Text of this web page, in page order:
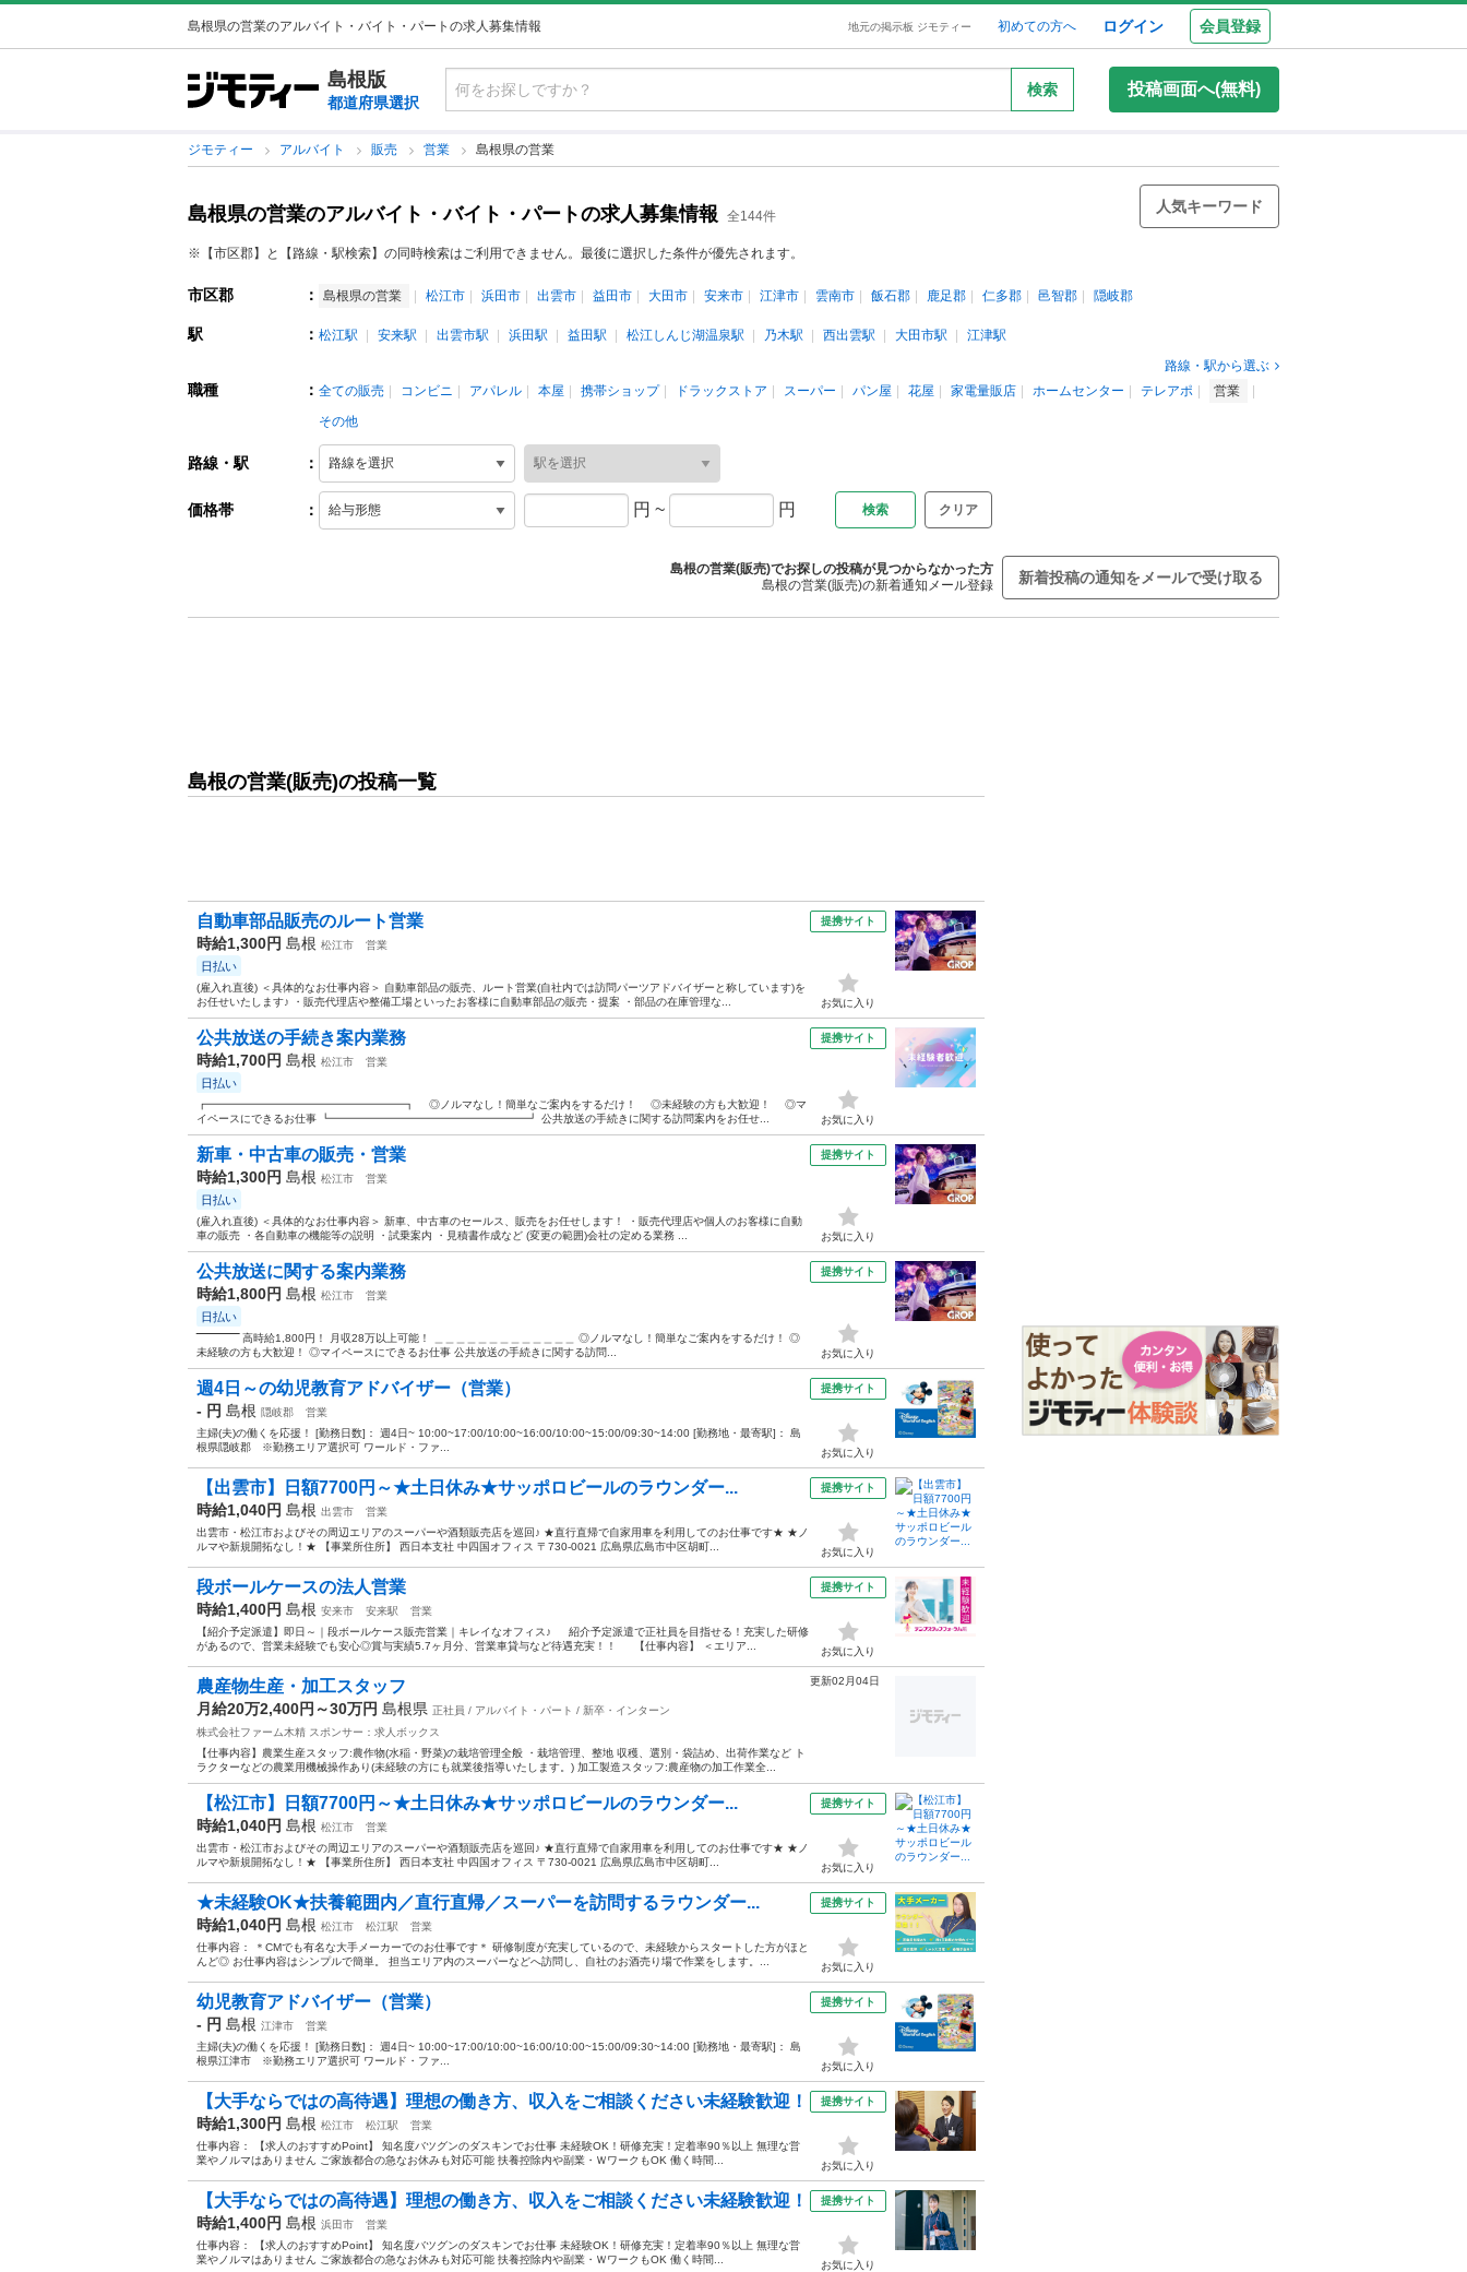
島根県の営業のアルバイト・バイト・パートの求人募集情報 地元の掲示板 ジモティー 初めての方へ ログイン 会員登録
島根版
都道府県選択
検索 投稿画面へ(無料)
ジモティー アルバイト 販売 営業 島根県の営業
島根県の営業のアルバイト・バイト・パートの求人募集情報 全144件
人気キーワード
※【市区郡】と【路線・駅検索】の同時検索はご利用できません。最後に選択した条件が優先されます。
市区郡 ： 島根県の営業 松江市 浜田市 出雲市 益田市 大田市 安来市 江津市 雲南市 飯石郡 鹿足郡 仁多郡 邑智郡 隠岐郡
駅 ： 松江駅 安来駅 出雲市駅 浜田駅 益田駅 松江しんじ湖温泉駅 乃木駅 西出雲駅 大田市駅
江津駅
路線・駅から選ぶ
職種 ： 全ての販売 コンビニ アパレル 本屋 携帯ショップ ドラックストア スーパー パン屋 花屋 家電量販店 ホームセンター テレアポ
営業
その他
路線・駅 ：
価格帯 ： 円 ~ 円 クリア
島根の営業(販売)でお探しの投稿が見つからなかった方
島根の営業(販売)の新着通知メール登録
新着投稿の通知をメールで受け取る
島根の営業(販売)の投稿一覧
自動車部品販売のルート営業
時給1,300円 島根 松江市 営業
日払い
(雇入れ直後) ＜具体的なお仕事内容＞ 自動車部品の販売、ルート営業(自社内では訪問パーツアドバイザーと称しています)を
お任せいたします♪ ・販売代理店や整備工場といったお客様に自動車部品の販売・提案 ・部品の在庫管理な...
提携サイト
お気に入り
公共放送の手続き案内業務
時給1,700円 島根 松江市 営業
日払い
┏━━━━━━━━━━━━━━━━━━┓ ◎ノルマなし！簡単なご案内をするだけ！ ◎未経験の方も大歓迎！ ◎マ
イペースにできるお仕事 ┗━━━━━━━━━━━━━━━━━━┛ 公共放送の手続きに関する訪問案内をお任せ...
提携サイト
お気に入り
新車・中古車の販売・営業
時給1,300円 島根 松江市 営業
日払い
(雇入れ直後) ＜具体的なお仕事内容＞ 新車、中古車のセールス、販売をお任せします！ ・販売代理店や個人のお客様に自動
車の販売 ・各自動車の機能等の説明 ・試乗案内 ・見積書作成など (変更の範囲)会社の定める業務 ...
提携サイト
お気に入り
公共放送に関する案内業務
時給1,800円 島根 松江市 営業
日払い
‾‾‾‾‾‾‾‾‾‾‾‾‾ 高時給1,800円！ 月収28万以上可能！ ＿＿＿＿＿＿＿＿＿＿＿＿＿ ◎ノルマなし！簡単なご案内をするだけ！ ◎
未経験の方も大歓迎！ ◎マイペースにできるお仕事 公共放送の手続きに関する訪問...
提携サイト
お気に入り
週4日～の幼児教育アドバイザー（営業）
- 円 島根 隠岐郡
営業
主婦(夫)の働くを応援！ [勤務日数]： 週4日~ 10:00~17:00/10:00~16:00/10:00~15:00/09:30~14:00 [勤務地・最寄駅]： 島
根県隠岐郡 ※勤務エリア選択可 ワールド・ファ...
提携サイト
お気に入り
【出雲市】日額7700円～★土日休み★サッポロビールのラウンダー...
時給1,040円 島根 出雲市
営業
出雲市・松江市およびその周辺エリアのスーパーや酒類販売店を巡回♪ ★直行直帰で自家用車を利用してのお仕事です★ ★ノ
ルマや新規開拓なし！★ 【事業所住所】 西日本支社 中四国オフィス 〒730-0021 広島県広島市中区胡町...
提携サイト
お気に入り
段ボールケースの法人営業
時給1,400円 島根 安来市 安来駅
営業
【紹介予定派遣】即日～｜段ボールケース販売営業｜キレイなオフィス♪ 紹介予定派遣で正社員を目指せる！充実した研修
があるので、営業未経験でも安心◎賞与実績5.7ヶ月分、営業車貸与など待遇充実！！ 【仕事内容】 ＜エリア...
提携サイト
お気に入り
農産物生産・加工スタッフ
月給20万2,400円～30万円 島根県 正社員 / アルバイト・パート / 新卒・インターン
株式会社ファーム木精 スポンサー：求人ボックス
【仕事内容】農業生産スタッフ:農作物(水稲・野菜)の栽培管理全般 ・栽培管理、整地 収穫、選別・袋詰め、出荷作業など ト
ラクターなどの農業用機械操作あり(未経験の方にも就業後指導いたします。) 加工製造スタッフ:農産物の加工作業全...
更新02月04日
【松江市】日額7700円～★土日休み★サッポロビールのラウンダー...
時給1,040円 島根 松江市
営業
出雲市・松江市およびその周辺エリアのスーパーや酒類販売店を巡回♪ ★直行直帰で自家用車を利用してのお仕事です★ ★ノ
ルマや新規開拓なし！★ 【事業所住所】 西日本支社 中四国オフィス 〒730-0021 広島県広島市中区胡町...
提携サイト
お気に入り
★未経験OK★扶養範囲内／直行直帰／スーパーを訪問するラウンダー...
時給1,040円 島根 松江市 松江駅
営業
仕事内容： ＊CMでも有名な大手メーカーでのお仕事です＊ 研修制度が充実しているので、未経験からスタートした方がほと
んど◎ お仕事内容はシンプルで簡単。 担当エリア内のスーパーなどへ訪問し、自社のお酒売り場で作業をします。...
提携サイト
お気に入り
幼児教育アドバイザー（営業）
- 円 島根 江津市
営業
主婦(夫)の働くを応援！ [勤務日数]： 週4日~ 10:00~17:00/10:00~16:00/10:00~15:00/09:30~14:00 [勤務地・最寄駅]： 島
根県江津市 ※勤務エリア選択可 ワールド・ファ...
提携サイト
お気に入り
【大手ならではの高待遇】理想の働き方、収入をご相談ください未経験歓迎！
時給1,300円 島根 松江市 松江駅
営業
仕事内容： 【求人のおすすめPoint】 知名度バツグンのダスキンでお仕事 未経験OK！研修充実！定着率90％以上 無理な営
業やノルマはありません ご家族都合の急なお休みも対応可能 扶養控除内や副業・ＷワークもOK 働く時間...
提携サイト
お気に入り
【大手ならではの高待遇】理想の働き方、収入をご相談ください未経験歓迎！
時給1,400円 島根 浜田市
営業
仕事内容： 【求人のおすすめPoint】 知名度バツグンのダスキンでお仕事 未経験OK！研修充実！定着率90％以上 無理な営
業やノルマはありません ご家族都合の急なお休みも対応可能 扶養控除内や副業・ＷワークもOK 働く時間...
提携サイト
お気に入り